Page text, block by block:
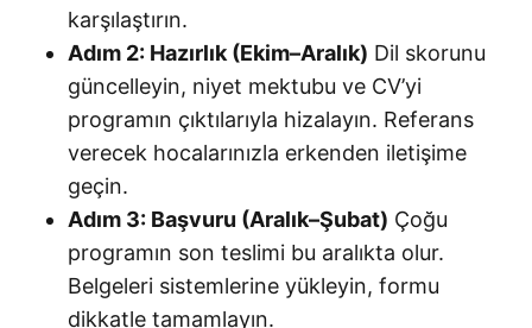
karşılaştırın.
Adım 2: Hazırlık (Ekim–Aralık) Dil skorunu
güncelleyin, niyet mektubu ve CV’yi
programın çıktılarıyla hizalayın. Referans
verecek hocalarınızla erkenden iletişime
geçin.
Adım 3: Başvuru (Aralık–Şubat) Çoğu
programın son teslimi bu aralıkta olur.
Belgeleri sistemlerine yükleyin, formu
dikkatle tamamlayın.